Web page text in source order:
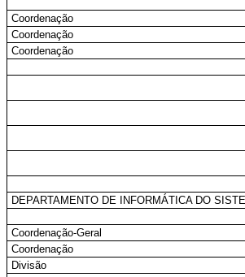
Coordenação
Coordenação
Coordenação
DEPARTAMENTO DE INFORMÁTICA DO
Coordenação-Geral
Coordenação
Divisão